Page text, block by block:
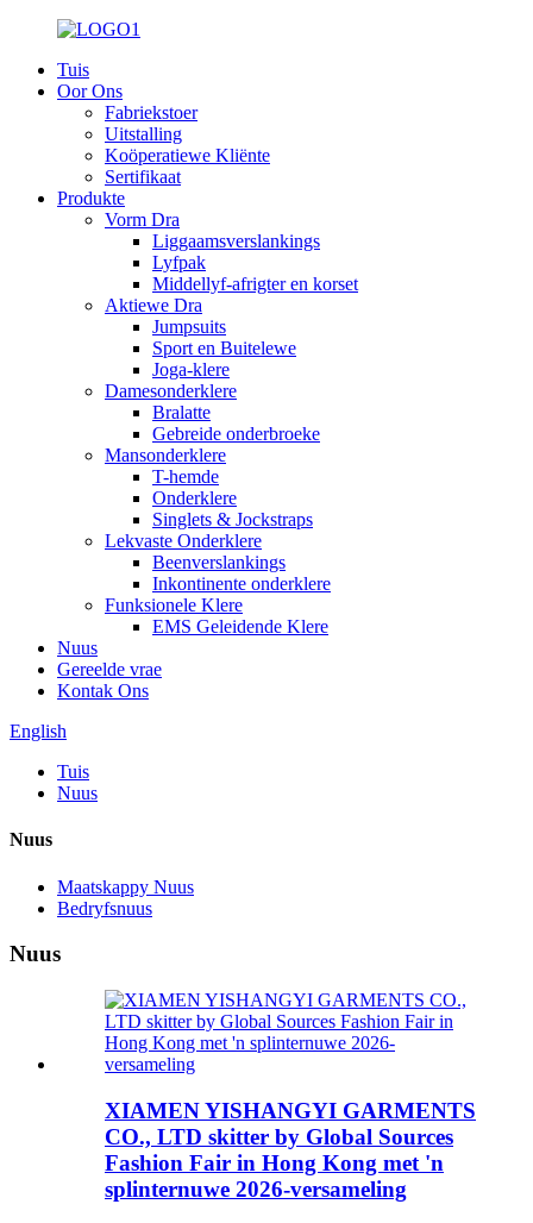
Tuis
Oor Ons
Fabriekstoer
Uitstalling
Koöperatiewe Kliënte
Sertifikaat
Produkte
Vorm Dra
Liggaamsverslankings
Lyfpak
Middellyf-afrigter en korset
Aktiewe Dra
Jumpsuits
Sport en Buitelewe
Joga-klere
Damesonderklere
Bralatte
Gebreide onderbroeke
Mansonderklere
T-hemde
Onderklere
Singlets & Jockstraps
Lekvaste Onderklere
Beenverslankings
Inkontinente onderklere
Funksionele Klere
EMS Geleidende Klere
Nuus
Gereelde vrae
Kontak Ons
English
Tuis
Nuus
Nuus
Maatskappy Nuus
Bedryfsnuus
Nuus
XIAMEN YISHANGYI GARMENTS
CO., LTD skitter by Global Sources
Fashion Fair in Hong Kong met 'n
splinternuwe 2026-versameling